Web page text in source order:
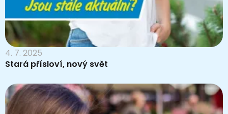
4. 7. 2025
Stará přísloví, nový svět